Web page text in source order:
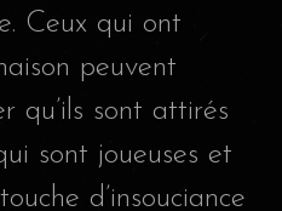
Ceux qui ont
peuvent
qu’ils sont attirés
sont joueuses et
d’insouciance